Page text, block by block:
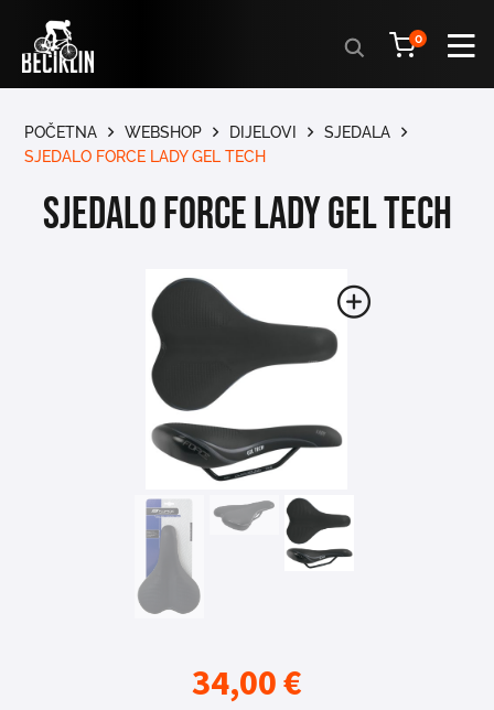
Products
search
0
POČETNA WEBSHOP DIJELOVI
SJEDALA
SJEDALO FORCE LADY GEL TECH
SJEDALO FORCE LADY GEL TECH
34,00€